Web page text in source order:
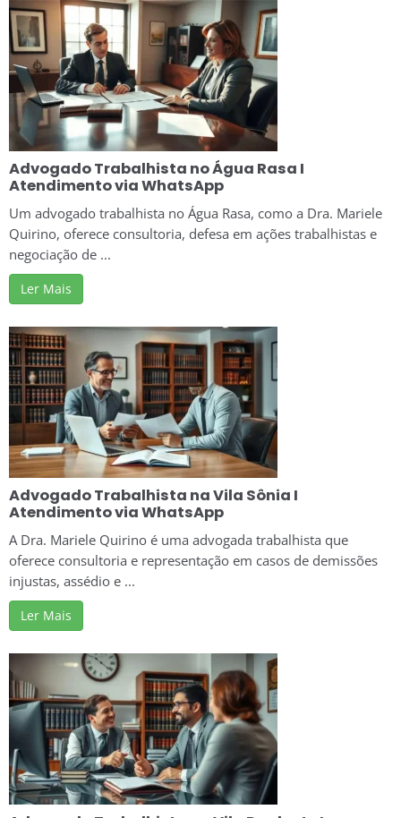
Advogado Trabalhista no Água Rasa I
Atendimento via WhatsApp
Um advogado trabalhista no Água Rasa, como a Dra. Mariele
Quirino, oferece consultoria, defesa em ações trabalhistas e
negociação de ...
Ler Mais
Advogado Trabalhista na Vila Sônia I
Atendimento via WhatsApp
A Dra. Mariele Quirino é uma advogada trabalhista que
oferece consultoria e representação em casos de demissões
injustas, assédio e ...
Ler Mais